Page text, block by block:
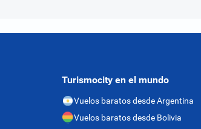
Turismocity en el mundo
Vuelos baratos desde Argentina
Vuelos baratos desde Bolivia